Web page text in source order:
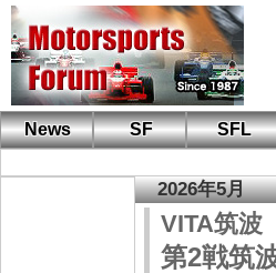
News SF SFL
2026年5月
VITA筑波
第2戦筑